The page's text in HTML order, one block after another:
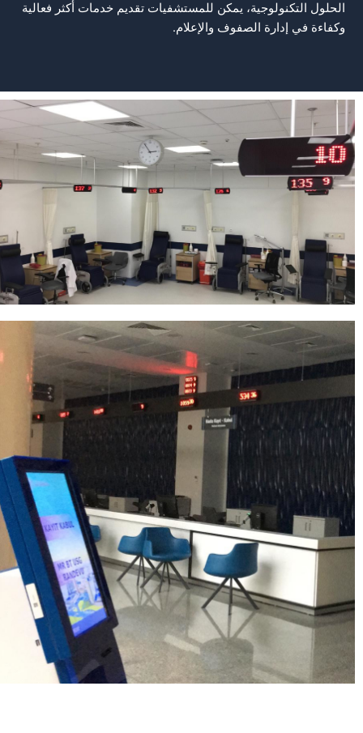
الحلول التكنولوجية، يمكن للمستشفيات تقديم خدمات أكثر فعالية
وكفاءة في إدارة الصفوف والإعلام.